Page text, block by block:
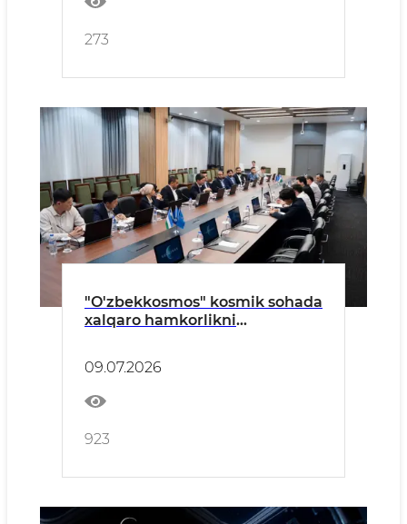
273
"O'zbekkosmos" kosmik sohada
xalqaro hamkorlikni
09.07.2026
923